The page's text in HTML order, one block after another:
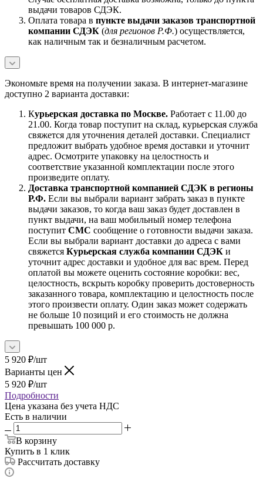
выдачи товаров СДЭК.
Оплата товара в пункте выдачи заказов транспортной
компании СДЭК (для регионов Р.Ф.) осуществляется,
как наличным так и безналичным расчетом.
Экономьте время на получении заказа. В интернет-магазине
доступно 2 варианта доставки:
Курьерская доставка по Москве. Работает с 11.00 до
21.00. Когда товар поступит на склад, курьерская служба
свяжется для уточнения деталей доставки. Специалист
предложит выбрать удобное время доставки и уточнит
адрес. Осмотрите упаковку на целостность и
соответствие указанной комплектации после этого
произведите оплату.
Доставка транспортной компанией СДЭК в регионы
Р.Ф. Если вы выбрали вариант забрать заказ в пункте
выдачи заказов, то когда ваш заказ будет доставлен в
пункт выдачи, на ваш мобильный номер телефона
поступит СМС сообщение о готовности выдачи заказа.
Если вы выбрали вариант доставки до адреса с вами
свяжется Курьерская служба компании СДЭК и
уточнит адрес доставки и удобное для вас врем. Перед
оплатой вы можете оценить состояние коробки: вес,
целостность, вскрыть коробку проверить достоверность
заказанного товара, комплектацию и целостность после
этого произвести оплату. Один заказ может содержать
не больше 10 позиций и его стоимость не должна
превышать 100 000 р.
5 920 ₽/шт
Варианты цен
5 920 ₽/шт
Подробности
Цена указана без учета НДС
Есть в наличии
В корзину
Купить в 1 клик
Рассчитать доставку